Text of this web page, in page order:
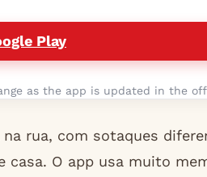
Play
as the app is updated in the
na rua, com sotaques
O app usa muito